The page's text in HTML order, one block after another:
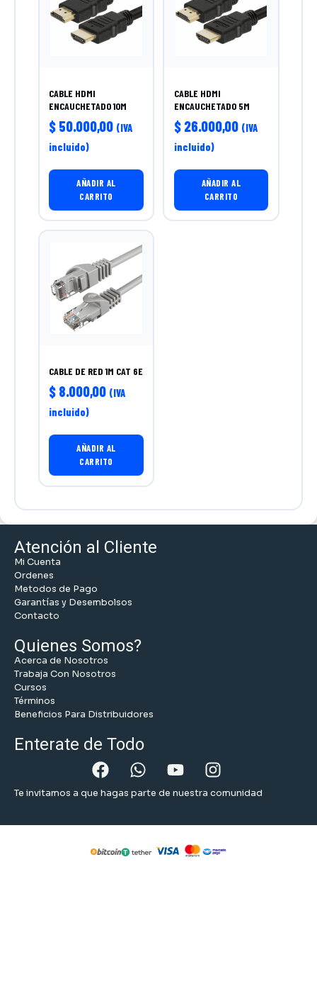
CABLE HDMI
ENCAUCHETADO 10M
$ 50.000,00 (IVA
incluido)
AÑADIR AL
CARRITO
CABLE HDMI
ENCAUCHETADO 5M
$26.000,00 (IVA
incluido)
AÑADIR AL
CARRITO
CABLE DE RED 1M CAT 6E
$ 8.000,00 (IVA
incluido)
AÑADIR AL
CARRITO
Atención al Cliente
Mi Cuenta
Ordenes
Metodos de Pago
Garantías y Desembolsos
Contacto
Quienes Somos?
Acerca de Nosotros
Trabaja Con Nosotros
Cursos
Términos
Beneficios Para Distribuidores
Enterate de Todo
Te invitamos a que hagas parte de nuestra comunidad